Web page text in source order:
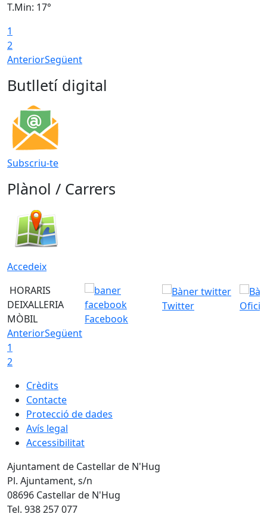
T.Min: 17°
1
2
AnteriorSegüent
Butlletí digital
Subscriu-te
Plànol / Carrers
Accedeix
HORARIS
DEIXALLERIA
MÒBIL
Facebook
Twitter
AnteriorSegüent
1
2
Crèdits
Contacte
Protecció de dades
Avís legal
Accessibilitat
Ajuntament de Castellar de N'Hug
Pl. Ajuntament, s/n
08696 Castellar de N'Hug
Tel. 938 257 077